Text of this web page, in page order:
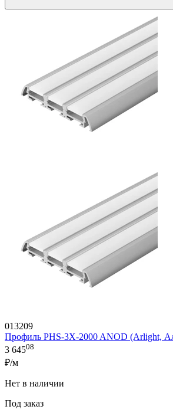
013209
Профиль PHS-3X-2000 ANOD (Arlight,
3 64508
₽/м
Нет в наличии
Под заказ